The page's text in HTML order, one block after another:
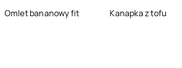
Omlet bananowy fit Kanapka z tofu